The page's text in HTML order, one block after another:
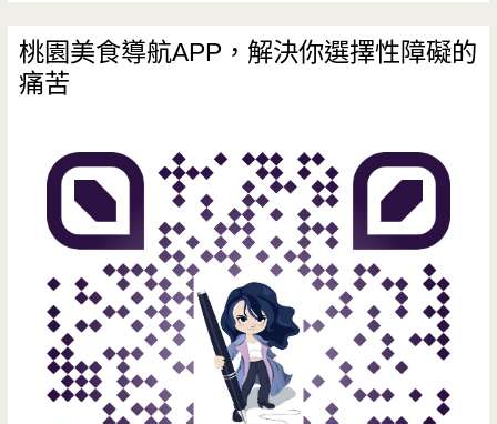
桃園美食導航APP，解決你選擇性障礙的
痛苦